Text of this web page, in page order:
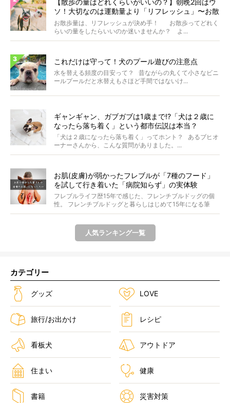
ソ！大切なのは運動量より「リフレッシュ」〜お散
歩にまつわる疑問FAQつき〜
お散歩量は、リフレッシュが決め手！ お散歩ってどれく
らいの量をしたらいいのか迷いませんか？ よ...
これだけは守って！犬のプール遊びの注意点
水を替える頻度の目安って？ 昔ながらの丸くて小さなビニ
ールプールだと水替えもさほど手間ではないけ...
ギャンギャン、ガブガブは1歳まで!?「犬は２歳に
なったら落ち着く」という都市伝説は本当？
「犬は２歳になったら落ち着く」ってホント？ あるブヒオ
ーナーさんから、こんな質問がありました。...
お肌(皮膚)が弱かったフレブルが「7種のフード」
を試して行き着いた「病院知らず」の実体験
フレブルライフ歴15年で感じた、フレンチブルドッグの個
性。 フレンチブルドッグと暮らしはじめて15年になる筆
者...
人気ランキング一覧
カテゴリー
グッズ LOVE
旅行/お出かけ レシピ
看板犬 アウトドア
住まい 健康
書籍 災害対策